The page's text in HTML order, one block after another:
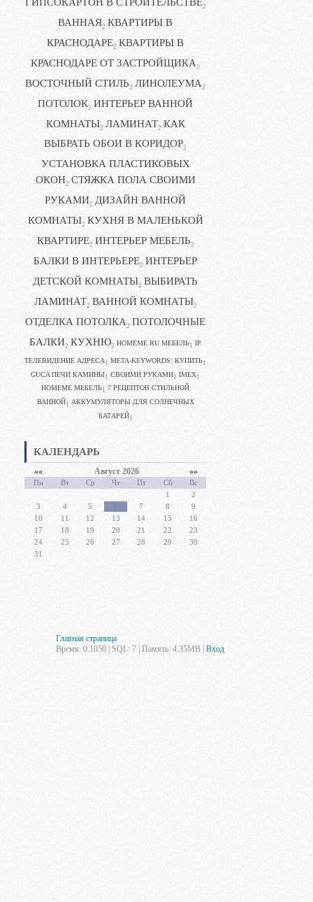
2
ВАННАЯ2 КВАРТИРЫ В
КРАСНОДАРЕ2 КВАРТИРЫ В
КРАСНОДАРЕ ОТ ЗАСТРОЙЩИКА2
ВОСТОЧНЫЙ СТИЛЬ2 ЛИНОЛЕУМА2
ПОТОЛОК2 ИНТЕРЬЕР ВАННОЙ
КОМНАТЫ2 ЛАМИНАТ2 КАК
ВЫБРАТЬ ОБОИ В КОРИДОР2
УСТАНОВКА ПЛАСТИКОВЫХ
ОКОН2 СТЯЖКА ПОЛА СВОИМИ
РУКАМИ2 ДИЗАЙН ВАННОЙ
КОМНАТЫ2 КУХНЯ В МАЛЕНЬКОЙ
КВАРТИРЕ2 ИНТЕРЬЕР МЕБЕЛЬ2
БАЛКИ В ИНТЕРЬЕРЕ2 ИНТЕРЬЕР
ДЕТСКОЙ КОМНАТЫ2 ВЫБИРАТЬ
ЛАМИНАТ2 ВАННОЙ КОМНАТЫ2
ОТДЕЛКА ПОТОЛКА2 ПОТОЛОЧНЫЕ
БАЛКИ2 КУХНЮ2 HOMEME RU МЕБЕЛЬ1 IP
ТЕЛЕВИДЕНИЕ АДРЕСА 1 META-KEYWORDS: КУПИТЬ1
GUCA ПЕЧИ КАМИНЫ1 CВОИМИ РУКАМИ1 IMEX1
HOMEME МЕБЕЛЬ1 7 РЕЦЕПТОВ СТИЛЬНОЙ
ВАННОЙ1 АККУМУЛЯТОРЫ ДЛЯ СОЛНЕЧНЫХ
БАТАРЕЙ1
КАЛЕНДАРЬ
«« Август 2026 »»
Пн Вт Ср Чт Пт Сб
Вс
1
2
3
4 5 6 7 8
9
10
11 12 13 14 15
16
17
18 19 20 21 22
23
24
25 26 27 28 29
30
31
Главная страница
Время: 0.1050 | SQL: 7 | Память: 4.35MB Вход